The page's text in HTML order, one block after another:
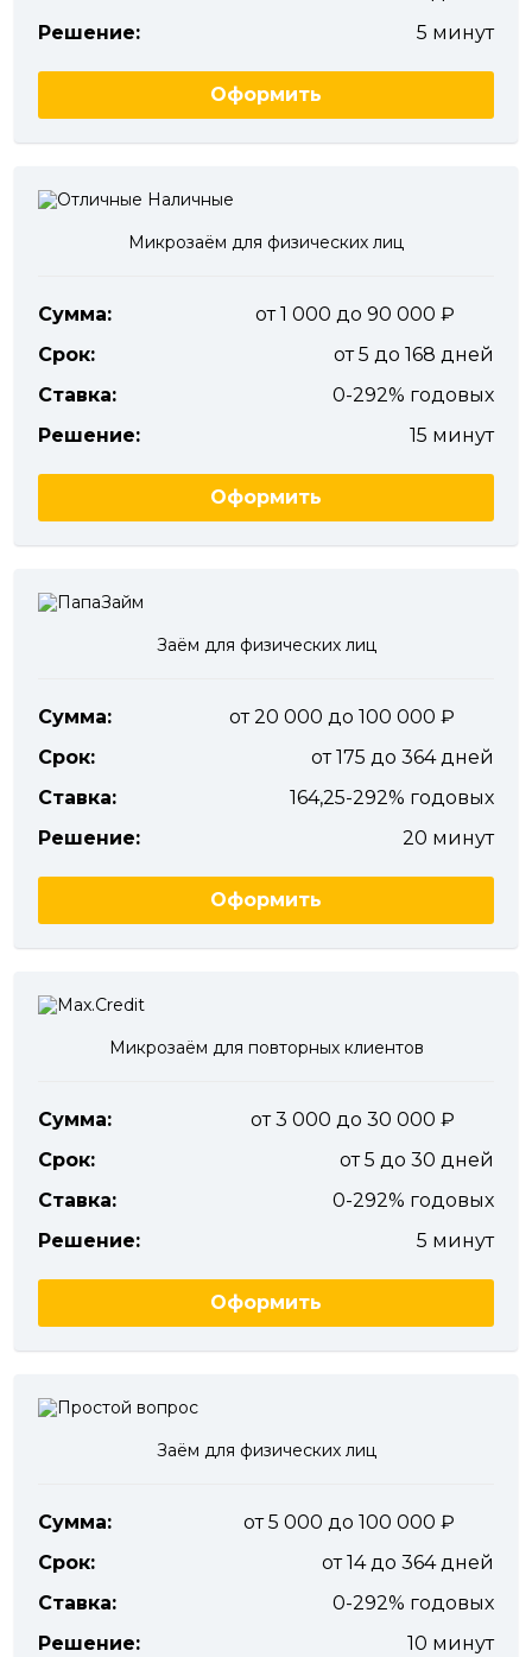
Решение:
5 минут
Оформить
Микрозаём для физических лиц
Сумма:
от 1 000 до 90 000
Срок:
от 5 до 168 дней
Ставка:
0-292% годовых
Решение:
15 минут
Оформить
Заём для физических лиц
Сумма:
от 20 000 до 100 000
Срок:
от 175 до 364 дней
Ставка:
164,25-292% годовых
Решение:
20 минут
Оформить
Микрозаём для повторных клиентов
Сумма:
от 3 000 до 30 000
Срок:
от 5 до 30 дней
Ставка:
0-292% годовых
Решение:
5 минут
Оформить
Заём для физических лиц
Сумма:
от 5 000 до 100 000
Срок:
от 14 до 364 дней
Ставка:
0-292% годовых
Решение:
10 минут